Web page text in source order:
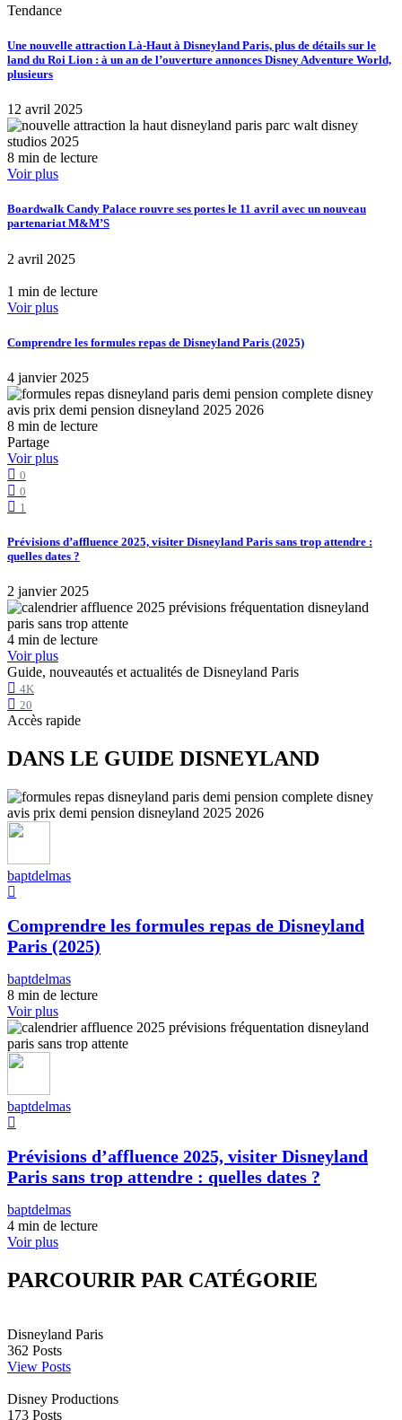
Tendance
Une nouvelle attraction Là-Haut à Disneyland Paris, plus de détails sur le
land du Roi Lion : à un an de l’ouverture annonces Disney Adventure World,
plusieurs
12 avril 2025
8 min de lecture
Voir plus
Boardwalk Candy Palace rouvre ses portes le 11 avril avec un nouveau
partenariat M&M’S
2 avril 2025
1 min de lecture
Voir plus
Comprendre les formules repas de Disneyland Paris (2025)
4 janvier 2025
8 min de lecture
Partage
Voir plus
0
0
1
Prévisions d’affluence 2025, visiter Disneyland Paris sans trop attendre :
quelles dates ?
2 janvier 2025
4 min de lecture
Voir plus
Guide, nouveautés et actualités de Disneyland Paris
4K
20
Accès rapide
DANS LE GUIDE DISNEYLAND
baptdelmas
Comprendre les formules repas de Disneyland
Paris (2025)
baptdelmas
8 min de lecture
Voir plus
baptdelmas
Prévisions d’affluence 2025, visiter Disneyland
Paris sans trop attendre : quelles dates ?
baptdelmas
4 min de lecture
Voir plus
PARCOURIR PAR CATÉGORIE
Disneyland Paris
362 Posts
View Posts
Disney Productions
173 Posts